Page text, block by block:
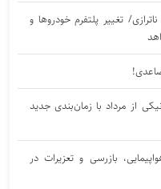
خط ناترازی/ تغییر پلتفرم خودروها و
از مرداد با زمان‌بندی جدید
بازرسی و تعزیرات در